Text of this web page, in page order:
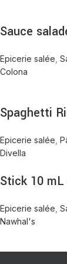
Sauce
Epicerie salée
Colona
Spaghetti
Epicerie salée
Divella
Stick 10
Epicerie salée
Nawhal's